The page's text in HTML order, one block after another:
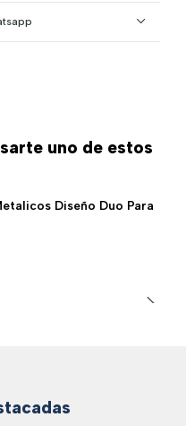
uno de estos
Diseño Duo Para